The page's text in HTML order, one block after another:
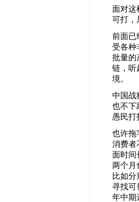
面对这
可打，
前面已
受各种
批量的
链，听
境。
中国战
也不下
愚民打
也许拖
消费者
面时间
两个月
比如
寻找可
年中期